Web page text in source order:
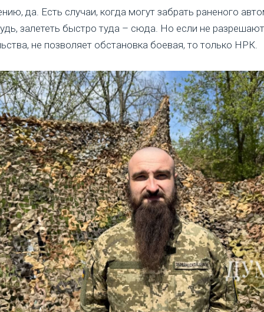
да. Есть случаи, когда могут забрать раненого
залететь быстро туда – сюда. Но если не разрешают
не позволяет обстановка боевая, то только НРК.